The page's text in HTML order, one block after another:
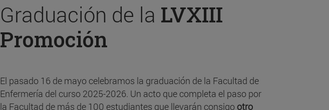
Graduación de la LVXIII
Promoción
El pasado 16 de mayo celebramos la graduación de la Facultad de
Enfermería del curso 2025-2026. Un acto que completa el paso por
la Facultad de más de 100 estudiantes que llevarán consigo otro